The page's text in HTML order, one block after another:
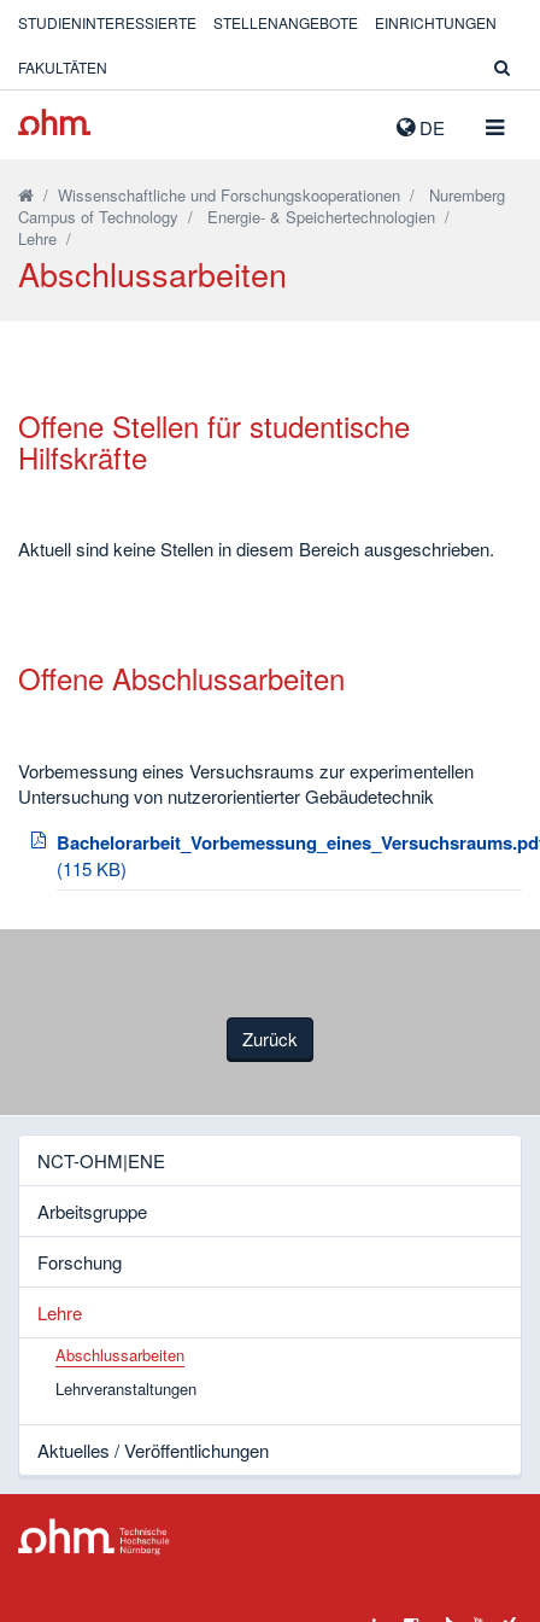
DE
STUDIENINTERESSIERTE STELLENANGEBOTE EINRICHTUNGEN
FAKULTÄTEN
/ Wissenschaftliche und Forschungskooperationen / Nuremberg
Campus of Technology / Energie- & Speichertechnologien /
Lehre /
Abschlussarbeiten
Offene Stellen für studentische
Hilfskräfte
Aktuell sind keine Stellen in diesem Bereich ausgeschrieben.
Offene Abschlussarbeiten
Vorbemessung eines Versuchsraums zur experimentellen
Untersuchung von nutzerorientierter Gebäudetechnik
(115 KB)
Zurück
NCT-OHM|ENE
Arbeitsgruppe
Forschung
Lehre
Abschlussarbeiten
Lehrveranstaltungen
Aktuelles / Veröffentlichungen